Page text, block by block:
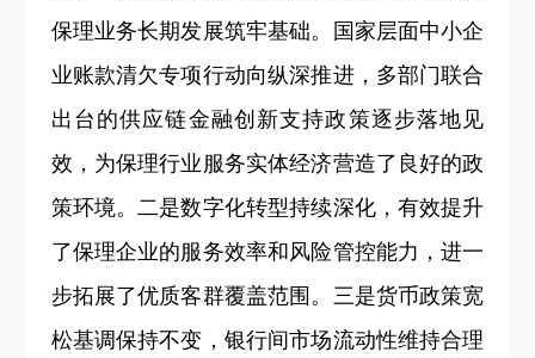
保理业务长期发展筑牢基础。国家层面中小企
业账款清欠专项行动向纵深推进，多部门联合
出台的供应链金融创新支持政策逐步落地见
效，为保理行业服务实体经济营造了良好的政
策环境。二是数字化转型持续深化，有效提升
了保理企业的服务效率和风险管控能力，进一
步拓展了优质客群覆盖范围。三是货币政策宽
松基调保持不变，银行间市场流动性维持合理